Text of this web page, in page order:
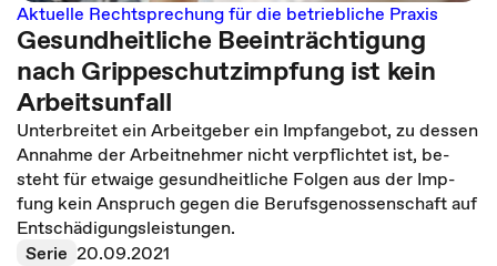
Aktuelle Rechtsprechung für die betriebliche Praxis
Gesundheitliche Beeinträchtigung
nach Grippeschutzimpfung ist kein
Arbeitsunfall
Un­ter­brei­tet ein Ar­beit­ge­ber ein Impf­an­ge­bot, zu des­sen
An­nah­me der Ar­beit­neh­mer nicht ver­pflich­tet ist, be­
steht für et­wai­ge ge­sund­heit­li­che Fol­gen aus der Imp­
fung kein An­spruch gegen die Be­rufs­ge­nos­sen­schaft auf
Ent­schä­di­gungs­leis­tun­gen.
Serie 20.09.2021